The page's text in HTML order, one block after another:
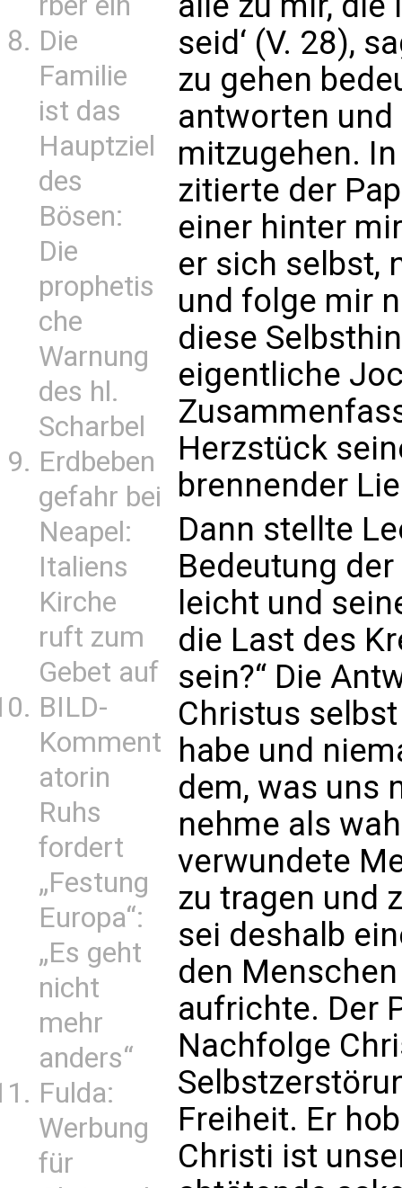
Die
Familie
ist das
Hauptziel
des
Bösen:
Die
prophetis
che
Warnung
des hl.
Scharbel
Erdbeben
gefahr bei
Neapel:
Italiens
Kirche
ruft zum
Gebet auf
BILD-
Komment
atorin
Ruhs
fordert
„Festung
Europa“:
„Es geht
nicht
mehr
anders“
Fulda:
Werbung
für
seid‘ (V. 28),
zu gehen
antworten und
mitzugehen.
zitierte der
einer hinter
er sich selbst,
und folge mir
diese
eigentliche
Herzstück
brennender
Dann stellte
Bedeutung
leicht und
die Last des
sein?“ Die
Christus
habe und
dem, was uns
nehme als
verwundete
zu tragen und
sei deshalb
den
aufrichte. Der
Nachfolge
Freiheit. Er
Christi ist